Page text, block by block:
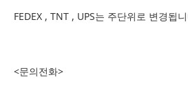
FEDEX , TNT , UPS는 주단위로 변경됩
<문의전화>